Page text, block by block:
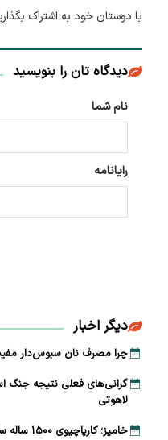
با دوستان خود به اشتراک
دیدگاه تان را بنویسید
نام شما
رایانامه
دیگر اخبار
چرا مصرف نان سبوس‌دار
گرانی‌های فعلی نتیجه جنگ
لاهوتی
خامیز؛ کارپاچیوی ۱۵۰۰ ساله ساسانی که شما را غافلگیر می‌کند!